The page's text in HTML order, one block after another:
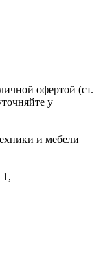
офертой (ст.
у
и мебели